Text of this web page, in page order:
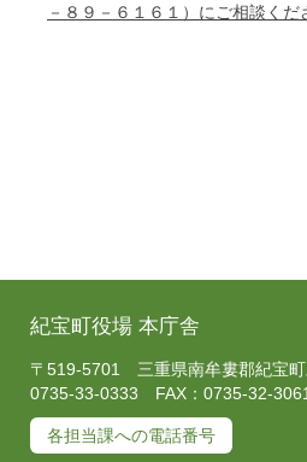
－８９－６１６１）にご相談くだ
紀宝町役場 本庁舎
〒519-5701 三重県南牟婁郡紀宝
0735-33-0333 FAX：0735-32-3061
各担当課への電話番号